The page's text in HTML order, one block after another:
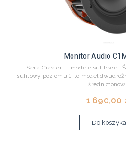
Monitor Audio
Seria Creator — modele sufitowe
sufitowy poziomu 1. to model
1 690,00
Do koszyka